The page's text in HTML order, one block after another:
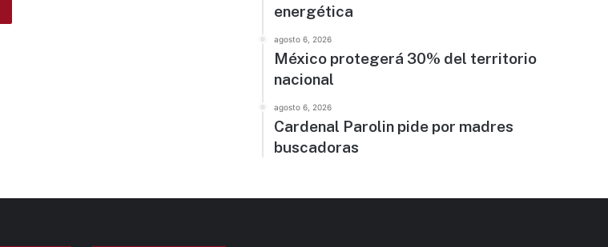
energética
agosto 6, 2026
México protegerá 30% del territorio
nacional
agosto 6, 2026
Cardenal Parolin pide por madres
buscadoras